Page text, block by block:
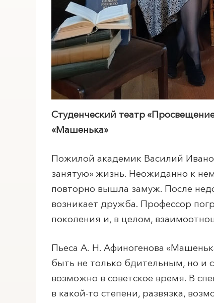
Студенческий театр
«Машенька»
Пожилой академик Василий
занятую» жизнь. Неожиданно к
повторно вышла замуж. После
возникает дружба. Профессор
поколения и, в целом,
Пьеса А. Н. Афиногенова
быть не только бдительным, но и
возможно в советское время. В
в какой-то степени, развязка,